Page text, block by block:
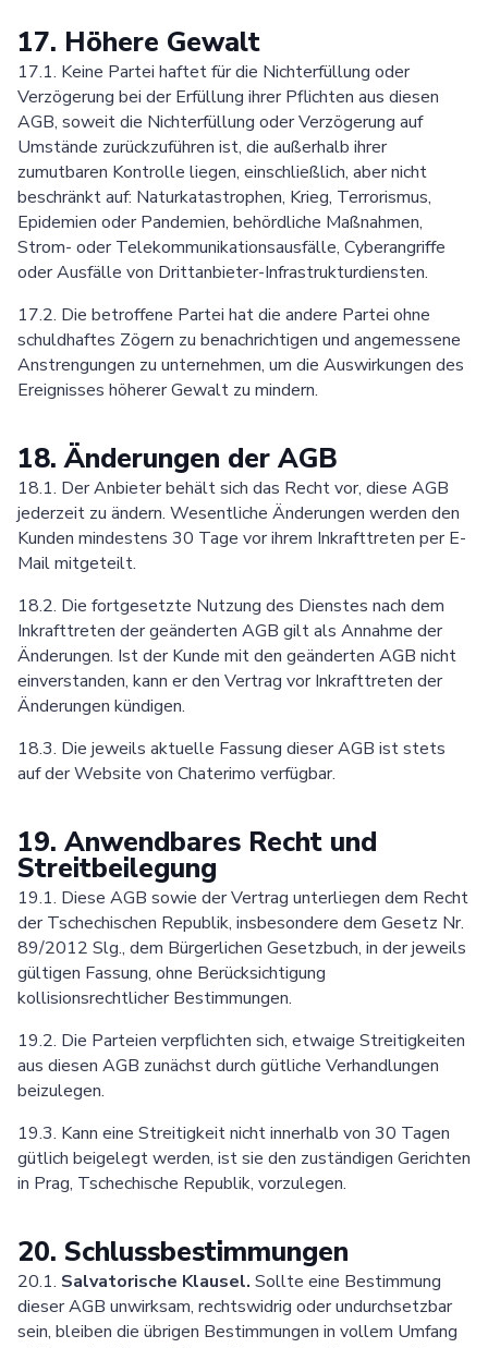
17. Höhere Gewalt
17.1. Keine Partei haftet für die Nichterfüllung oder
Verzögerung bei der Erfüllung ihrer Pflichten aus diesen
AGB, soweit die Nichterfüllung oder Verzögerung auf
Umstände zurückzuführen ist, die außerhalb ihrer
zumutbaren Kontrolle liegen, einschließlich, aber nicht
beschränkt auf: Naturkatastrophen, Krieg, Terrorismus,
Epidemien oder Pandemien, behördliche Maßnahmen,
Strom- oder Telekommunikationsausfälle, Cyberangriffe
oder Ausfälle von Drittanbieter-Infrastrukturdiensten.
17.2. Die betroffene Partei hat die andere Partei ohne
schuldhaftes Zögern zu benachrichtigen und angemessene
Anstrengungen zu unternehmen, um die Auswirkungen des
Ereignisses höherer Gewalt zu mindern.
18. Änderungen der AGB
18.1. Der Anbieter behält sich das Recht vor, diese AGB
jederzeit zu ändern. Wesentliche Änderungen werden den
Kunden mindestens 30 Tage vor ihrem Inkrafttreten per E-
Mail mitgeteilt.
18.2. Die fortgesetzte Nutzung des Dienstes nach dem
Inkrafttreten der geänderten AGB gilt als Annahme der
Änderungen. Ist der Kunde mit den geänderten AGB nicht
einverstanden, kann er den Vertrag vor Inkrafttreten der
Änderungen kündigen.
18.3. Die jeweils aktuelle Fassung dieser AGB ist stets
auf der Website von Chaterimo verfügbar.
19. Anwendbares Recht und
Streitbeilegung
19.1. Diese AGB sowie der Vertrag unterliegen dem Recht
der Tschechischen Republik, insbesondere dem Gesetz Nr.
89/2012 Slg., dem Bürgerlichen Gesetzbuch, in der jeweils
gültigen Fassung, ohne Berücksichtigung
kollisionsrechtlicher Bestimmungen.
19.2. Die Parteien verpflichten sich, etwaige Streitigkeiten
aus diesen AGB zunächst durch gütliche Verhandlungen
beizulegen.
19.3. Kann eine Streitigkeit nicht innerhalb von 30 Tagen
gütlich beigelegt werden, ist sie den zuständigen Gerichten
in Prag, Tschechische Republik, vorzulegen.
20. Schlussbestimmungen
20.1. Salvatorische Klausel. Sollte eine Bestimmung
dieser AGB unwirksam, rechtswidrig oder undurchsetzbar
sein, bleiben die übrigen Bestimmungen in vollem Umfang